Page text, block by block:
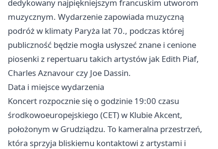
dedykowany najpiękniejszym francuskim utworom
muzycznym. Wydarzenie zapowiada muzyczną
podróż w klimaty Paryża lat 70., podczas której
publiczność będzie mogła usłyszeć znane i cenione
piosenki z repertuaru takich artystów jak Edith Piaf,
Charles Aznavour czy Joe Dassin.
Data i miejsce wydarzenia
Koncert rozpocznie się o godzinie 19:00 czasu
środkowoeuropejskiego (CET) w Klubie Akcent,
położonym w Grudziądzu. To kameralna przestrzeń,
która sprzyja bliskiemu kontaktowi z artystami i